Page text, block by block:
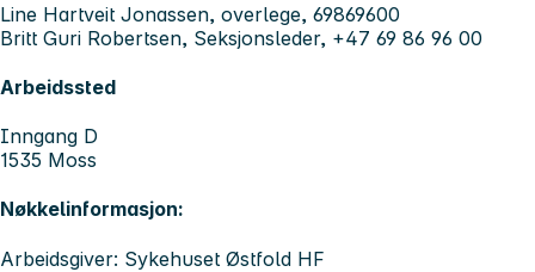
Line Hartveit Jonassen, overlege, 69869600
Britt Guri Robertsen, Seksjonsleder, +47 69 86 96 00
Arbeidssted
Inngang D
1535 Moss
Nøkkelinformasjon:
Arbeidsgiver: Sykehuset Østfold HF